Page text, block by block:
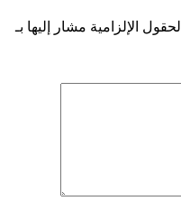
الحقول الإلزامية مشار إليها بـ